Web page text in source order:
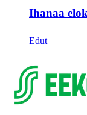
Ihanaa
Edut